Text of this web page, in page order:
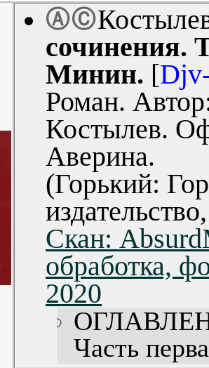
ⒶⒸ
сочинения.
Минин. [
Роман.
Костылев.
Аверина.
(Горький:
Скан:
обработка,
2020
Часть